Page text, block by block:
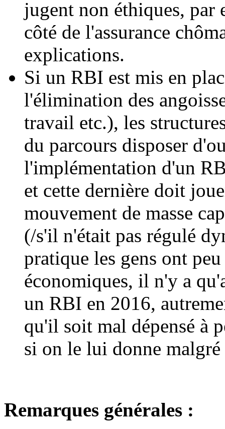
jugent non éthiques, par
côté de l'assurance
explications.
Si un RBI est mis en
l'élimination des
travail etc.), les
du parcours disposer
l'implémentation d'un
et cette dernière doit
mouvement de masse
(/s'il n'était pas régulé
pratique les gens ont
économiques, il n'y a
un RBI en 2016,
qu'il soit mal dépensé à
si on le lui donne
Remarques générales :